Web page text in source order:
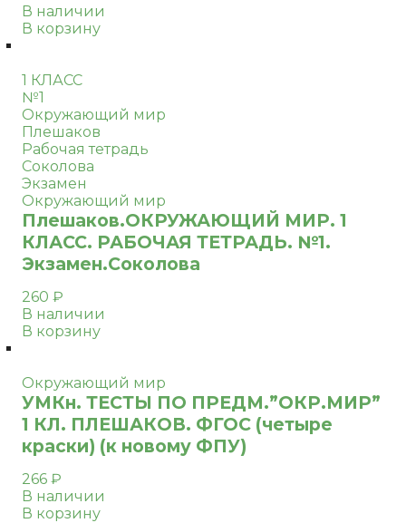
В наличии
В корзину
1 КЛАСС
№1
Окружающий мир
Плешаков
Рабочая тетрадь
Соколова
Экзамен
Окружающий мир
Плешаков.ОКРУЖАЮЩИЙ МИР. 1
КЛАСС. РАБОЧАЯ ТЕТРАДЬ. №1.
Экзамен.Соколова
260 ₽
В наличии
В корзину
Окружающий мир
УМКн. ТЕСТЫ ПО ПРЕДМ.”ОКР.МИР”
1 КЛ. ПЛЕШАКОВ. ФГОС (четыре
краски) (к новому ФПУ)
266 ₽
В наличии
В корзину